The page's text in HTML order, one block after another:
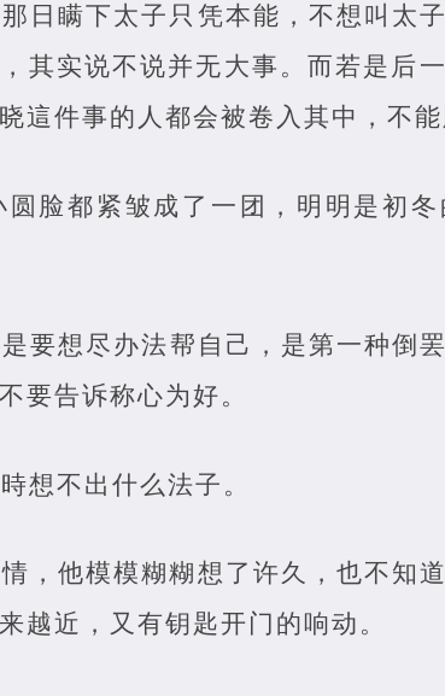
日瞒下太子只凭本能，不想叫太
其实说不说并无大事。而若是后
這件事的人都会被卷入其中，不能
脸都紧皱成了一团，明明是初
要想尽办法帮自己，是第一种倒
要告诉称心为好。
想不出什么法子。
，他模模糊糊想了许久，也不知
越近，又有钥匙开门的响动。